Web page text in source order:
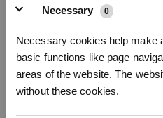
Necessary
0
Necessary cookies help make
basic functions like page
areas of the website. The
without these cookies.
Cet article vous
OUI